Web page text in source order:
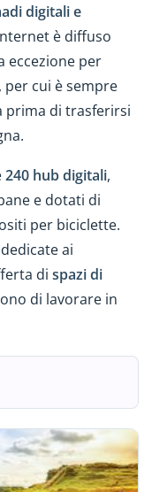
digitali e
è diffuso
eccezione per
cui è sempre
prima di trasferirsi
240 hub digitali,
e dotati di
per biciclette.
ai
di spazi di
di lavorare in